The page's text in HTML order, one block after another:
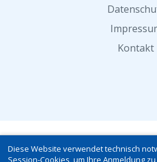
Kontakt
© 2026 SCHICHTPLANER-
Diese Website verwendet technisch
Session-Cookies, um Ihre Anmeldung zu